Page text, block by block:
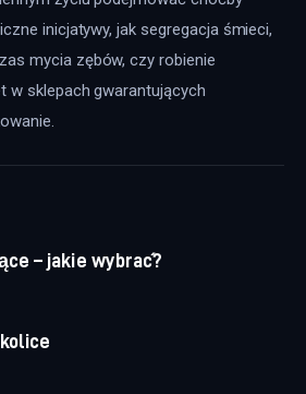
inicjatywy, jak segregacja śmieci,
mycia zębów, czy robienie
w sklepach gwarantujących
– jakie wybrać?